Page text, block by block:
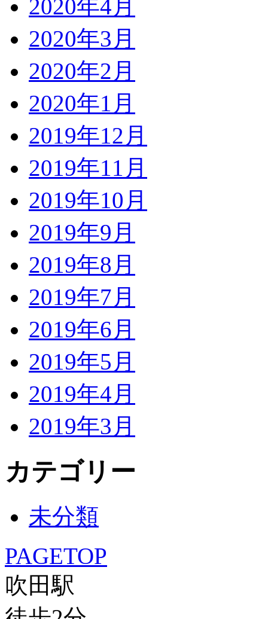
2020年4月
2020年3月
2020年2月
2020年1月
2019年12月
2019年11月
2019年10月
2019年9月
2019年8月
2019年7月
2019年6月
2019年5月
2019年4月
2019年3月
カテゴリー
未分類
PAGETOP
吹田駅